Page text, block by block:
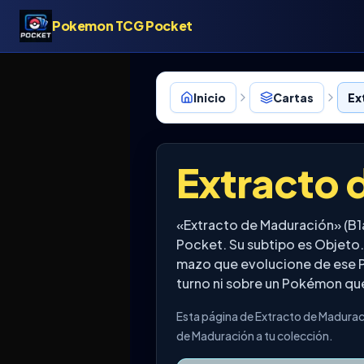
Pokemon TCG Pocket
Inicio Cartas
Extracto
«Extracto de Maduración»
Pocket. Su subtipo es
mazo que evolucione de ese
turno ni sobre un Pokémon
Esta página de Extracto de
de Maduración a tu colección.